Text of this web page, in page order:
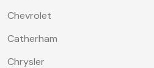
Chevrolet
Catherham
Chrysler